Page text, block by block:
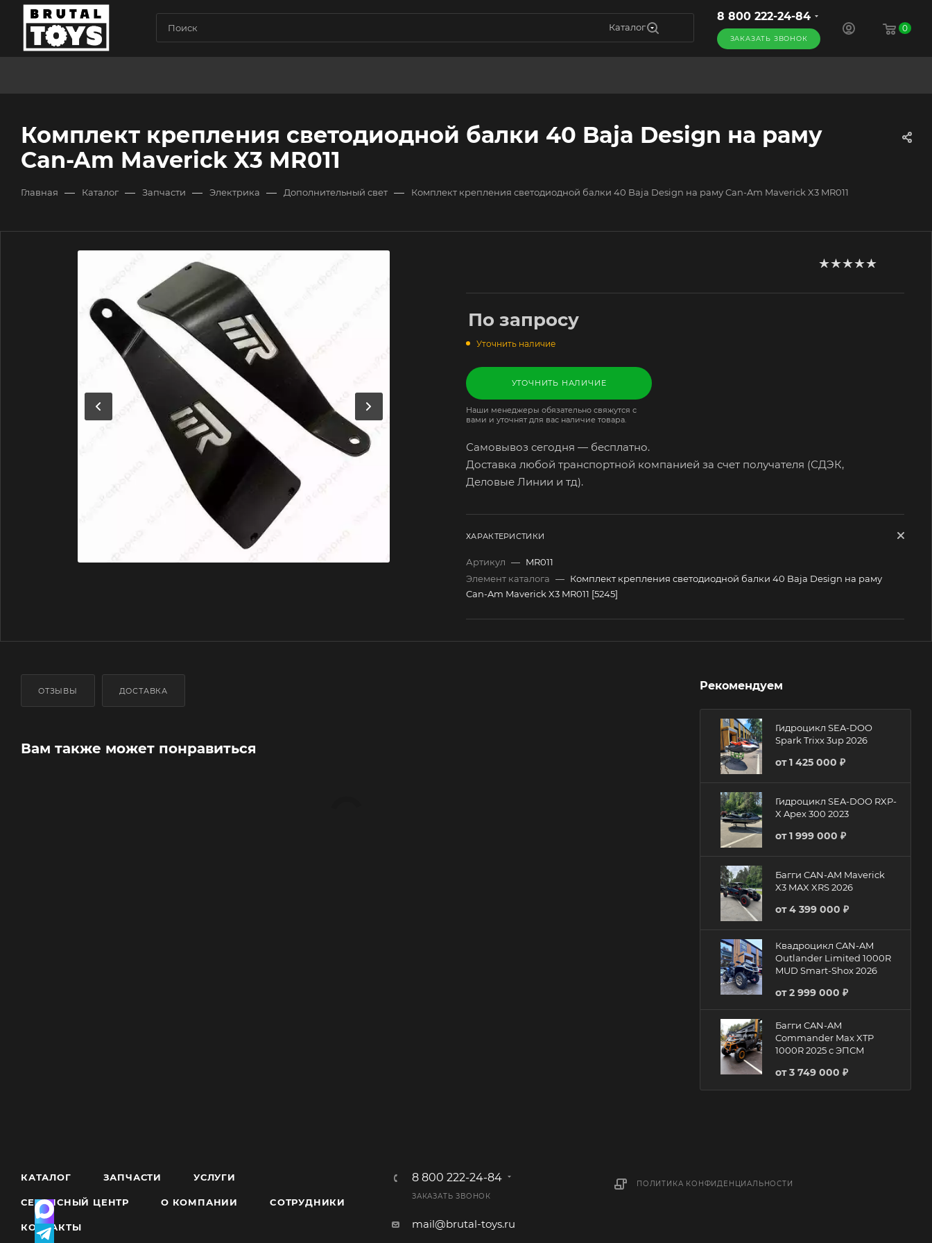
Каталог
8 800 222-24-84
ЗАКАЗАТЬ ЗВОНОК
0
Комплект крепления светодиодной балки 40 Baja Design на раму
Can-Am Maverick X3 MR011
Главная — Каталог — Запчасти — Электрика — Дополнительный свет — Комплект крепления светодиодной балки 40 Baja Design на раму Can-Am Maverick X3 MR011
По запросу
Уточнить наличие
УТОЧНИТЬ НАЛИЧИЕ
Наши менеджеры обязательно свяжутся с
вами и уточнят для вас наличие товара.
Самовывоз сегодня — бесплатно.
Доставка любой транспортной компанией за счет получателя (СДЭК,
Деловые Линии и тд).
ХАРАКТЕРИСТИКИ
Артикул — MR011
Элемент каталога — Комплект крепления светодиодной балки 40 Baja Design на раму
Can-Am Maverick X3 MR011 [5245]
ОТЗЫВЫ ДОСТАВКА
Вам также может понравиться
Рекомендуем
Гидроцикл SEA-DOO
Spark Trixx 3up 2026
от1 425 000 ₽
Гидроцикл SEA-DOO RXP-
X Apex 300 2023
от1 999 000 ₽
Багги CAN-AM Maverick
X3 MAX XRS 2026
от4 399 000 ₽
Квадроцикл CAN-AM
Outlander Limited 1000R
MUD Smart-Shox 2026
от2 999 000 ₽
Багги CAN-AM
Commander Max XTP
1000R 2025 с ЭПСМ
от3 749 000 ₽
КАТАЛОГ ЗАПЧАСТИ УСЛУГИ
СЕРВИСНЫЙ ЦЕНТР О КОМПАНИИ CОТРУДНИКИ
КОНТАКТЫ
8 800 222-24-84
ЗАКАЗАТЬ ЗВОНОК
mail@brutal-toys.ru
ПОЛИТИКА КОНФИДЕНЦИАЛЬНОСТИ